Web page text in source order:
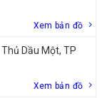
Xem bản đồ
Dầu Một, TP
Xem bản đồ